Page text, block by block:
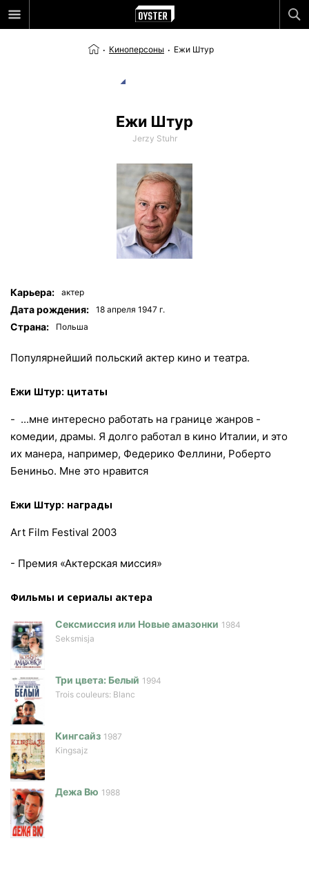
Киноперсоны Ежи Штур
Ежи Штур
Jerzy Stuhr
Карьера: актер
Дата рождения: 18 апреля 1947 г.
Страна: Польша
Популярнейший польский актер кино и театра.
Ежи Штур: цитаты
- ...мне интересно работать на границе жанров -
комедии, драмы. Я долго работал в кино Италии, и это
их манера, например, Федерико Феллини, Роберто
Бениньо. Мне это нравится
Ежи Штур: награды
Art Film Festival 2003
- Премия «Актерская миссия»
Фильмы и сериалы актера
Сексмиссия или Новые амазонки 1984
Seksmisja
Три цвета: Белый 1994
Trois couleurs: Blanc
Кингсайз 1987
Kingsajz
Дежа Вю 1988